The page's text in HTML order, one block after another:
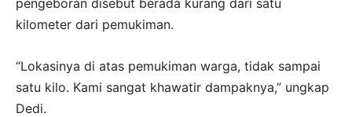
kilometer dari pemukiman.
“Lokasinya di atas pemukiman warga, tidak sampai
satu kilo. Kami sangat khawatir dampaknya,” ungkap
Dedi.